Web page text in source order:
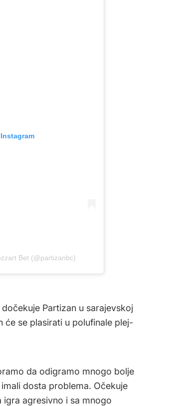
Bet (@partizanbc)
Partizan u sarajevskoj
će se plasirati u polufinale plej-
da odigramo mnogo bolje
dosta problema. Očekuje
agresivno i sa mnogo